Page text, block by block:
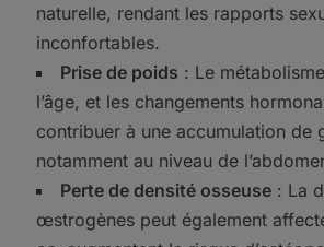
naturelle, rendant les rapports
inconfortables.
Prise de poids : Le
l’âge, et les changements
contribuer à une accumulation de
notamment au niveau de
Perte de densité osseuse: La
œstrogènes peut également